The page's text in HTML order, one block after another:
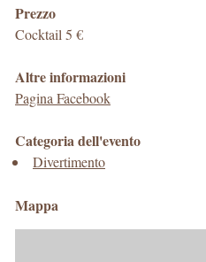
Prezzo
Cocktail 5 €
Altre informazioni
Pagina Facebook
Categoria dell'evento
Divertimento
Mappa